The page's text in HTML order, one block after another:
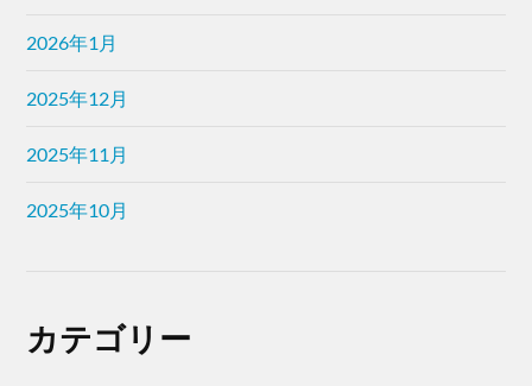
2026年1月
2025年12月
2025年11月
2025年10月
カテゴリー